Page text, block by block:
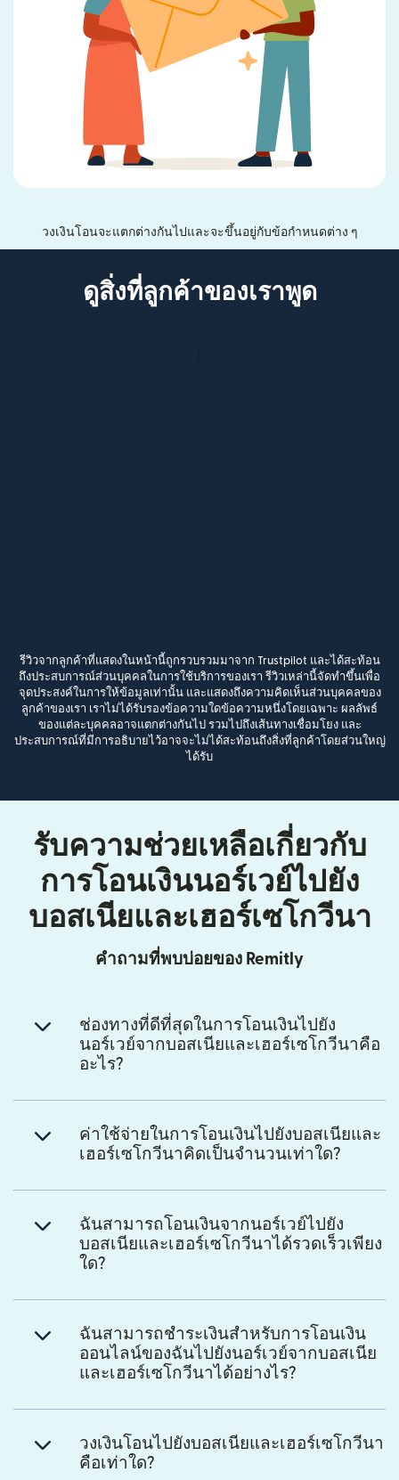
วงเงินโอนจะแตกต่างกันไปและจะขึ้นอยู่กับข้อกำหนดต่าง ๆ
ดูสิ่งที่ลูกค้าของเราพูด
รีวิวจากลูกค้าที่แสดงในหน้านี้ถูกรวบรวมมาจาก Trustpilot และได้สะท้อน
ถึงประสบการณ์ส่วนบุคคลในการใช้บริการของเรา รีวิวเหล่านี้จัดทำขึ้นเพื่อ
จุดประสงค์ในการให้ข้อมูลเท่านั้น และแสดงถึงความคิดเห็นส่วนบุคคลของ
ลูกค้าของเรา เราไม่ได้รับรองข้อความใดข้อความหนึ่งโดยเฉพาะ ผลลัพธ์
ของแต่ละบุคคลอาจแตกต่างกันไป รวมไปถึงเส้นทางเชื่อมโยง และ
ประสบการณ์ที่มีการอธิบายไว้อาจจะไม่ได้สะท้อนถึงสิ่งที่ลูกค้าโดยส่วนใหญ่
ได้รับ
รับความช่วยเหลือเกี่ยวกับ
การโอนเงินนอร์เวย์ไปยัง
บอสเนียและเฮอร์เซโกวีนา
คำถามที่พบบ่อยของ Remitly
ช่องทางที่ดีที่สุดในการโอนเงินไปยัง
นอร์เวย์จากบอสเนียและเฮอร์เซโกวีนาคือ
อะไร?
ค่าใช้จ่ายในการโอนเงินไปยังบอสเนียและ
เฮอร์เซโกวีนาคิดเป็นจำนวนเท่าใด?
ฉันสามารถโอนเงินจากนอร์เวย์ไปยัง
บอสเนียและเฮอร์เซโกวีนาได้รวดเร็วเพียง
ใด?
ฉันสามารถชำระเงินสำหรับการโอนเงิน
ออนไลน์ของฉันไปยังนอร์เวย์จากบอสเนีย
และเฮอร์เซโกวีนาได้อย่างไร?
วงเงินโอนไปยังบอสเนียและเฮอร์เซโกวีนา
คือเท่าใด?